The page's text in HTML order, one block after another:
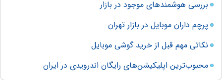
بررسی هوشمندهای موجود در بازار
پرچم داران موبایل در بازار تهران
نکاتی مهم قبل از خرید گوشی موبایل
محبوب‌ترین اپلیکیشن‌های رایگان اندرویدی در ایران